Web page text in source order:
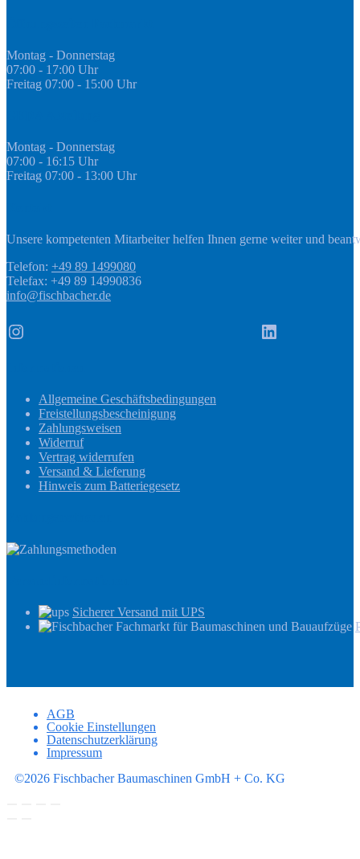
Montag - Donnerstag
07:00 - 17:00 Uhr
Freitag 07:00 - 15:00 Uhr
Montag - Donnerstag
07:00 - 16:15 Uhr
Freitag 07:00 - 13:00 Uhr
Unsere kompetenten Mitarbeiter helfen Ihnen gerne weiter und
Telefon: +49 89 1499080
Telefax: +49 89 14990836
info@fischbacher.de
Instagram LinkedIn
Allgemeine Geschäftsbedingungen
Freistellungsbescheinigung
Zahlungsweisen
Widerruf
Vertrag widerrufen
Versand & Lieferung
Hinweis zum Batteriegesetz
Sicherer Versand mit UPS
AGB
Cookie Einstellungen
Datenschutzerklärung
Impressum
©2026 Fischbacher Baumaschinen GmbH + Co. KG